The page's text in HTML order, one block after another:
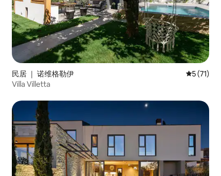
民居 ｜ 诺维格勒伊 平均评分
5 (71)
Villa Villetta